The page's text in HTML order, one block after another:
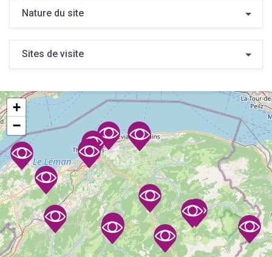
Nature du site
Sites de visite
+
−